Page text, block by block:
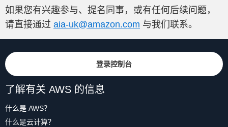
如果您有兴趣参与、提名同事，或有任何后续问题，
请直接通过 aia-uk@amazon.com 与我们联系。
登录控制台
了解有关 AWS 的信息
什么是 AWS？
什么是云计算？